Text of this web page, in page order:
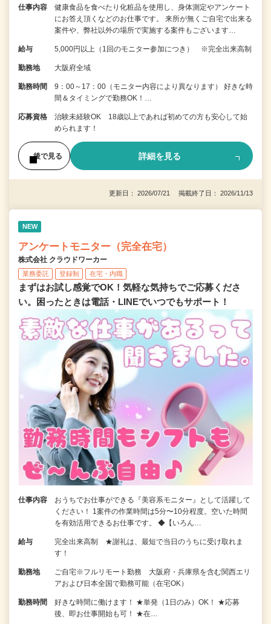
仕事内容
健康食品を食べたり化粧品を使用し、身体測定やアンケート
にお答え頂くなどのお仕事です。 来所が無くご自宅で出来る
案件や、弊社以外の場所で実施する案件もございます…
給与 5,000円以上（1回のモニター参加につき） ※完全出来高制
勤務地 大阪府全域
勤務時間
9：00～17：00（モニター内容により異なります） 好きな時
間＆タイミングで勤務OK！…
応募資格
治験未経験OK 18歳以上であれば初めての方も安心して始
められます！
後で見る 詳細を見る
更新日： 2026/07/21 掲載終了日： 2026/11/13
NEW
アンケートモニター（完全在宅）
株式会社 クラウドワーカー
業務委託 登録制 在宅・内職
まずはお試し感覚でOK！気軽な気持ちでご応募くださ
い。困ったときは電話・LINEでいつでもサポート！
仕事内容
おうちでお仕事ができる『美容系モニター』として活躍して
ください！ 1案件の作業時間は5分〜10分程度。空いた時間
を有効活用できるお仕事です。 ◆【いろん…
給与
完全出来高制 ★謝礼は、最短で当日のうちに受け取れま
す！
勤務地
ご自宅※フルリモート勤務 大阪府・兵庫県を含む関西エリ
アおよび日本全国で勤務可能（在宅OK）
勤務時間
好きな時間に働けます！ ★単発（1日のみ）OK！ ★応募
後、即お仕事開始も可！ ★在…